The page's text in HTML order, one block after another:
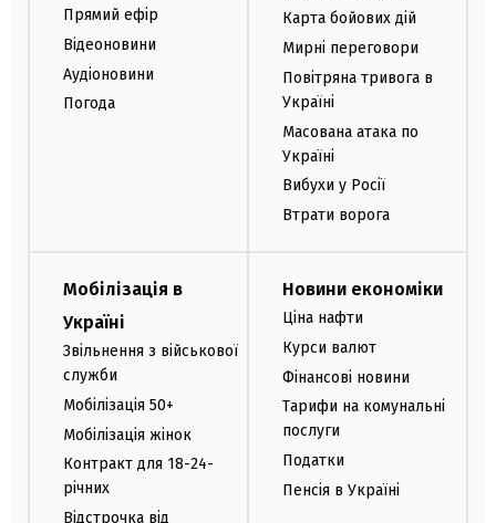
Прямий ефір
Відеоновини
Аудіоновини
Погода
Карта бойових дій
Мирні переговори
Повітряна тривога в
Україні
Масована атака по
Україні
Вибухи у Росії
Втрати ворога
Мобілізація в
Україні
Звільнення з військової
служби
Мобілізація 50+
Мобілізація жінок
Контракт для 18-24-
річних
Відстрочка від
Новини економіки
Ціна нафти
Курси валют
Фінансові новини
Тарифи на комунальні
послуги
Податки
Пенсія в Україні